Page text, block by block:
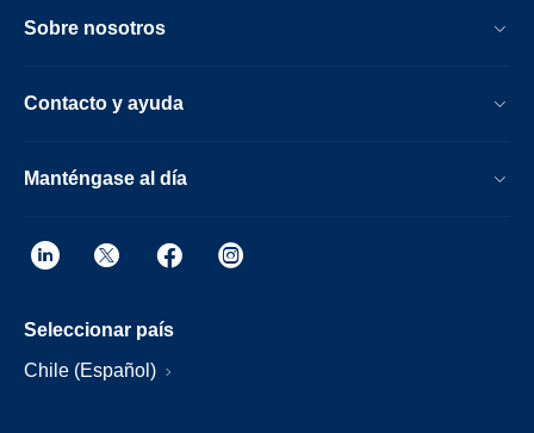
Sobre nosotros
Contacto y ayuda
Manténgase al día
Seleccionar país
Chile (Español)